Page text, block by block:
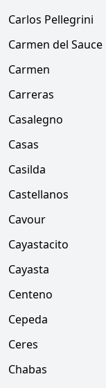
Carlos Pellegrini
Carmen del Sauce
Carmen
Carreras
Casalegno
Casas
Casilda
Castellanos
Cavour
Cayastacito
Cayasta
Centeno
Cepeda
Ceres
Chabas